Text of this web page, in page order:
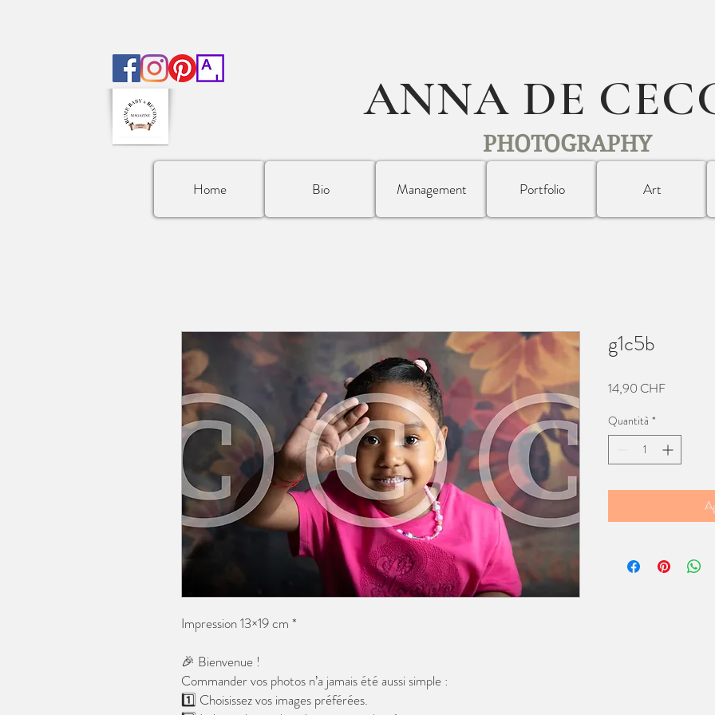
ANNA DE
PHOTOGRAPHY
Home Bio Management Portfolio Art
Impression 13×19 cm *
🎉 Bienvenue !
Commander vos photos n’a jamais été aussi simple :
1️⃣ Choisissez vos images préférées.
g1c5b
14,90 CHFPrezzo
Quantità *